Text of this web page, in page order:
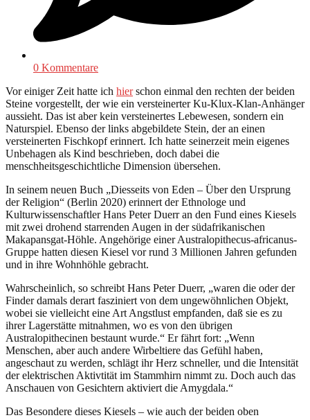
0 Kommentare
Vor einiger Zeit hatte ich hierschon einmal den rechten der beiden
Steine vorgestellt, der wie ein versteinerter Ku-Klux-Klan-Anhänger
aussieht. Das ist aber kein versteinertes Lebewesen, sondern ein
Naturspiel. Ebenso der links abgebildete Stein, der an einen
versteinerten Fischkopf erinnert. Ich hatte seinerzeit mein eigenes
Unbehagen als Kind beschrieben, doch dabei die
menschheitsgeschichtliche Dimension übersehen.
In seinem neuen Buch „Diesseits von Eden – Über den Ursprung
der Religion“ (Berlin 2020) erinnert der Ethnologe und
Kulturwissenschaftler Hans Peter Duerr an den Fund eines Kiesels
mit zwei drohend starrenden Augen in der südafrikanischen
Makapansgat-Höhle. Angehörige einer Australopithecus-africanus-
Gruppe hatten diesen Kiesel vor rund 3 Millionen Jahren gefunden
und in ihre Wohnhöhle gebracht.
Wahrscheinlich, so schreibt Hans Peter Duerr, „waren die oder der
Finder damals derart fasziniert von dem ungewöhnlichen Objekt,
wobei sie vielleicht eine Art Angstlust empfanden, daß sie es zu
ihrer Lagerstätte mitnahmen, wo es von den übrigen
Australopithecinen bestaunt wurde.“ Er fährt fort: „Wenn
Menschen, aber auch andere Wirbeltiere das Gefühl haben,
angeschaut zu werden, schlägt ihr Herz schneller, und die Intensität
der elektrischen Aktivtität im Stammhirn nimmt zu. Doch auch das
Anschauen von Gesichtern aktiviert die Amygdala.“
Das Besondere dieses Kiesels – wie auch der beiden oben